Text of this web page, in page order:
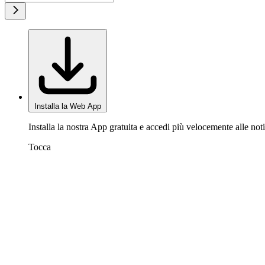
Installa la Web App
Installa la nostra App gratuita e accedi più velocemente alle
Tocca